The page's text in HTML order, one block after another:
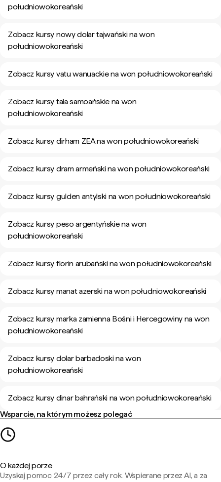
południowokoreański
Zobacz kursy nowy dolar tajwański na won
południowokoreański
Zobacz kursy vatu wanuackie na won południowokoreański
Zobacz kursy tala samoańskie na won
południowokoreański
Zobacz kursy dirham ZEA na won południowokoreański
Zobacz kursy dram armeński na won południowokoreański
Zobacz kursy gulden antylski na won południowokoreański
Zobacz kursy peso argentyńskie na won
południowokoreański
Zobacz kursy florin arubański na won południowokoreański
Zobacz kursy manat azerski na won południowokoreański
Zobacz kursy marka zamienna Bośni i Hercegowiny na won
południowokoreański
Zobacz kursy dolar barbadoski na won
południowokoreański
Zobacz kursy dinar bahrański na won południowokoreański
Wsparcie, na którym możesz polegać
O każdej porze
Uzyskaj pomoc 24/7 przez cały rok. Wspierane przez AI, a za